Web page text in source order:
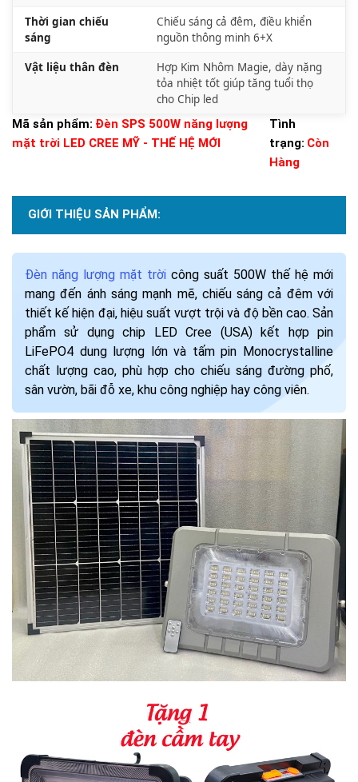
Thời gian chiếu
sáng
Chiếu sáng cả đêm, điều khiển
nguồn thông minh 6+X
Vật liệu thân đèn
Hợp Kim Nhôm Magie, dày nặng
tỏa nhiệt tốt giúp tăng tuổi thọ
cho Chip led
Mã sản phẩm: Đèn SPS 500W năng lượng
mặt trời LED CREE MỸ - THẾ HỆ MỚI
Tình
trạng: Còn
Hàng
GIỚI THIỆU SẢN PHẨM:
Đèn năng lượng mặt trời công suất 500W thế hệ mới
mang đến ánh sáng mạnh mẽ, chiếu sáng cả đêm với
thiết kế hiện đại, hiệu suất vượt trội và độ bền cao. Sản
phẩm sử dụng chip LED Cree (USA) kết hợp pin
LiFePO4 dung lượng lớn và tấm pin Monocrystalline
chất lượng cao, phù hợp cho chiếu sáng đường phố,
sân vườn, bãi đỗ xe, khu công nghiệp hay công viên.